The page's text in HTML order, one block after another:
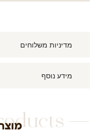
מדיניות משלוחים
מידע נוסף